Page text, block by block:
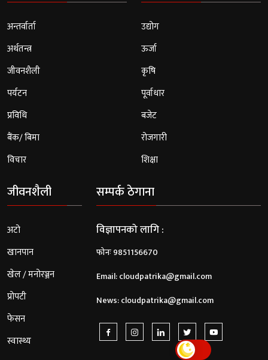
अन्तर्वार्ता
अर्थतन्त्र
जीवनशैली
पर्यटन
प्रविधि
बैंक/ बिमा
विचार
उद्योग
ऊर्जा
कृषि
पूर्वाधार
बजेट
रोजगारी
शिक्षा
जीवनशैली
अटो
खानपान
खेल / मनोरञ्जन
प्रोपटी
फेसन
स्वास्थ्य
सम्पर्क ठेगाना
विज्ञापनको लागि :
फोनः 9851156670
Email:cloudpatrika@gmail.com
News:cloudpatrika@gmail.com